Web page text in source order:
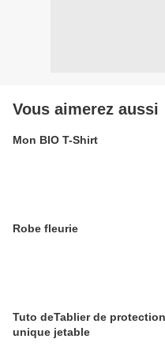
Vous aimerez aussi
Mon BIO T-Shirt
Robe fleurie
Tuto deTablier de
unique jetable